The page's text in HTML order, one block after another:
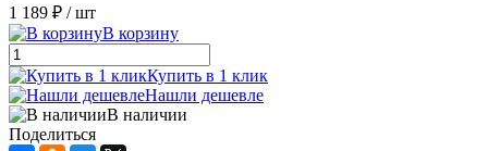
1 189 ₽ / шт
В корзину
Купить в 1 клик
Нашли дешевле
В наличии
Поделиться